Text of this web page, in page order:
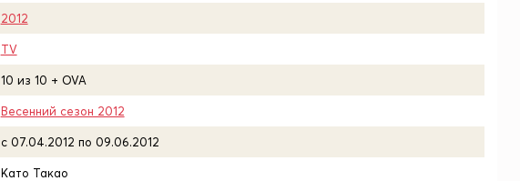
2012
TV
10 из 10 + OVA
Весенний сезон 2012
c 07.04.2012 по 09.06.2012
Като Такао